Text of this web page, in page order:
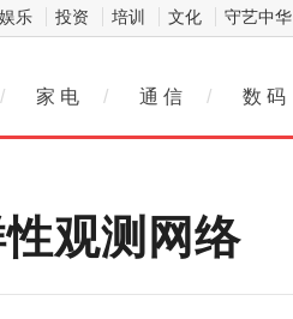
娱乐 投资 培训 文化 守艺中华
/ 家 电 / 通 信 / 数 码
观测网络